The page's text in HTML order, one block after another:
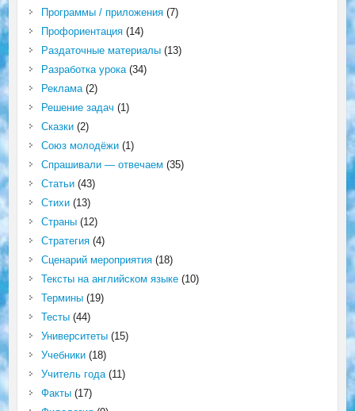
Программы / приложения(7)
Профориентация(14)
Раздаточные материалы(13)
Разработка урока(34)
Реклама(2)
Решение задач (1)
Сказки(2)
Союз молодёжи(1)
Спрашивали — отвечаем (35)
Статьи(43)
Стихи(13)
Страны(12)
Стратегия(4)
Сценарий мероприятия(18)
Тексты на английском языке(10)
Термины(19)
Тесты(44)
Университеты(15)
Учебники(18)
Учитель года(11)
Факты(17)